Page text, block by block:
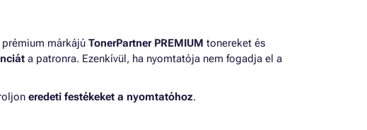
márkájú TonerPartner PREMIUM tonereket és
a patronra. Ezenkívül, ha nyomtatója nem fogadja el a
eredeti festékeket a nyomtatóhoz.